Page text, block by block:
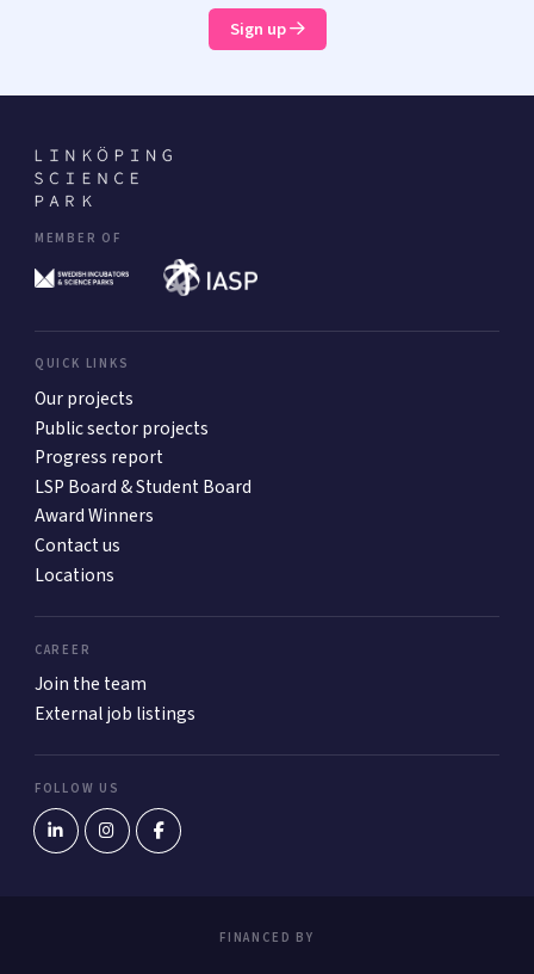
Sign up
MEMBER OF
QUICK LINKS
Our projects
Public sector projects
Progress report
LSP Board & Student Board
Award Winners
Contact us
Locations
CAREER
Join the team
External job listings
FOLLOW US
FINANCED BY